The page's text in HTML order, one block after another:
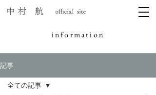
information
記事
全ての記事